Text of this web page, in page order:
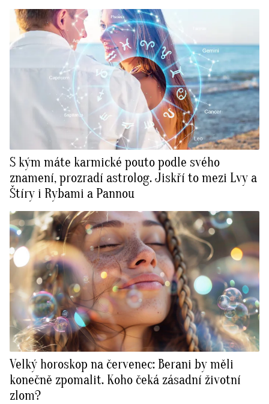
S kým máte karmické pouto podle svého
znamení, prozradí astrolog. Jiskří to mezi Lvy a
Štíry i Rybami a Pannou
Velký horoskop na červenec: Berani by měli
konečně zpomalit. Koho čeká zásadní životní
zlom?